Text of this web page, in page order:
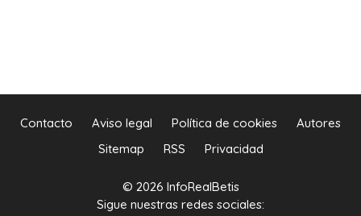
Contacto Aviso legal Política de cookies
Autores
Sitemap
RSS Privacidad
© 2026 InfoRealBetis
Sigue nuestras redes sociales: